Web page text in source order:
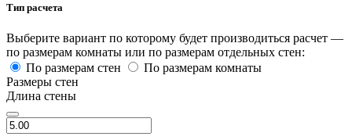
Тип расчета
Выберите вариант по которому будет производиться расчет —
по размерам комнаты или по размерам отдельных стен:
По размерам стен
По размерам комнаты
Размеры стен
Длина стены